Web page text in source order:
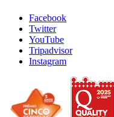
Facebook
Twitter
YouTube
Tripadvisor
Instagram